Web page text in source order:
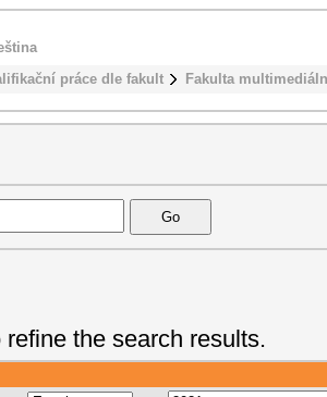
práce dle fakult Fakulta
the search results.